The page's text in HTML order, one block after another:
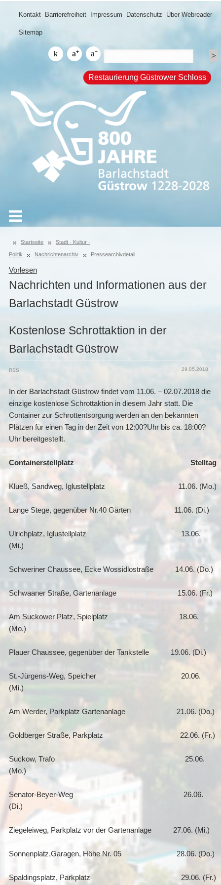
Kontakt Barrierefreiheit Impressum Datenschutz Über Webreader
Sitemap
Restaurierung Güstrower Schloss
Startseite Stadt · Kultur ·
Politik Nachrichtenarchiv Pressearchivdetail
Vorlesen
Nachrichten und Informationen aus der
Barlachstadt Güstrow
Kostenlose Schrottaktion in der
Barlachstadt Güstrow
29.05.2018
RSS
In der Barlachstadt Güstrow findet vom 11.06. – 02.07.2018 die
einzige kostenlose Schrottaktion in diesem Jahr statt. Die
Container zur Schrottentsorgung werden an den bekannten
Plätzen für einen Tag in der Zeit von 12:00?Uhr bis ca. 18:00?
Uhr bereitgestellt.
Containerstellplatz Stelltag
Klueß, Sandweg, Iglustellplatz 11.06. (Mo.)
Lange Stege, gegenüber Nr.40 Gärten 11.06. (Di.)
Ulrichplatz, Iglustellplatz 13.06.
(Mi.)
Schweriner Chaussee, Ecke Wossidlostraße 14.06. (Do.)
Schwaaner Straße, Gartenanlage 15.06. (Fr.)
Am Suckower Platz, Spielplatz 18.06.
(Mo.)
Plauer Chaussee, gegenüber der Tankstelle 19.06. (Di.)
St.-Jürgens-Weg, Speicher 20.06.
(Mi.)
Am Werder, Parkplatz Gartenanlage 21.06. (Do.)
Goldberger Straße, Parkplatz 22.06. (Fr.)
Suckow, Trafo 25.06.
(Mo.)
Senator-Beyer-Weg 26.06.
(Di.)
Ziegeleiweg, Parkplatz vor der Gartenanlage 27.06. (Mi.)
Sonnenplatz,Garagen, Höhe Nr. 05 28.06. (Do.)
Spaldingsplatz, Parkplatz 29.06. (Fr.)